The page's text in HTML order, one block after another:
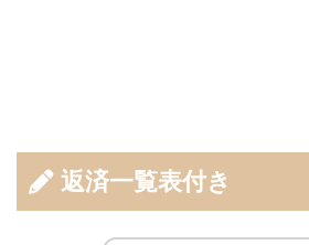
返済一覧表付き